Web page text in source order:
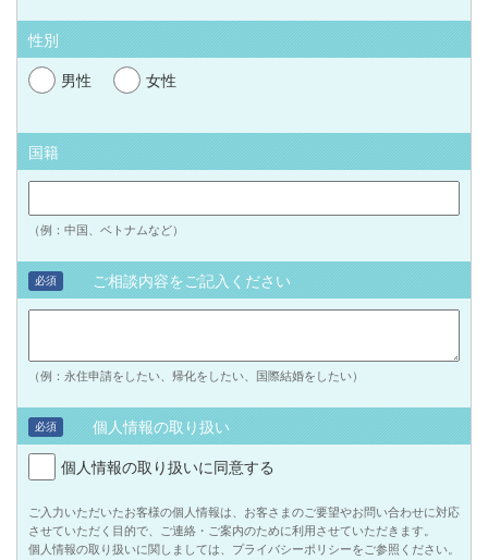
性別
男性 女性
国籍
（例：中国、ベトナムなど）
ご相談内容をご記入ください
必須
（例：永住申請をしたい、帰化をしたい、国際結婚をしたい）
個人情報の取り扱い
必須
個人情報の取り扱いに同意する
ご入力いただいたお客様の個人情報は、お客さまのご要望やお問い合わせに対応
させていただく目的で、ご連絡・ご案内のために利用させていただきます。
個人情報の取り扱いに関しましては、プライバシーポリシーをご参照ください。